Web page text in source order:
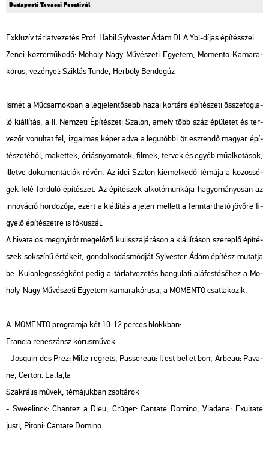
Bu­da­pes­ti Ta­va­szi Fesz­ti­vál
Exk­lu­zív tár­lat­ve­ze­tés Prof. Habil Syl­ves­ter Ádám DLA Ybl-díjas épí­tésszel
Zenei köz­re­mű­kö­dő: Mo­holy-Nagy Mű­vé­sze­ti Egye­tem, Mo­men­to Ka­ma­ra­
kó­rus, ve­zé­nyel: Szik­lás Tünde, Her­boly Ben­de­gúz
Ismét a Mű­csar­nok­ban a leg­je­len­tő­sebb hazai kor­társ épí­té­sze­ti össze­fog­la­
ló ki­ál­lí­tás, a II. Nem­ze­ti Épí­té­sze­ti Sza­lon, amely több száz épü­le­tet és ter­
ve­zőt vo­nul­tat fel, iz­gal­mas képet adva a leg­utób­bi öt esz­ten­dő ma­gyar épí­
té­sze­té­ből, ma­ket­tek, óri­ás­nyo­ma­tok, fil­mek, ter­vek és egyéb mű­al­ko­tá­sok,
il­let­ve do­ku­men­tá­ci­ók révén. Az idei Sza­lon ki­emel­ke­dő té­má­ja a kö­zös­sé­
gek felé for­du­ló épí­té­szet. Az épí­té­szek al­ko­tó­mun­ká­ja ha­gyo­má­nyo­san az
in­no­vá­ció hor­do­zó­ja, ezért a ki­ál­lí­tás a jelen mel­lett a fenn­tart­ha­tó jö­vő­re fi­
gye­lő épí­té­szet­re is fó­kusz­ál.
A hi­va­ta­los meg­nyi­tót meg­elő­ző ku­lissza­já­rá­son a ki­ál­lí­tá­son sze­rep­lő épí­té­
szek sok­szí­nű ér­té­ke­it, gon­dol­ko­dás­mód­ját Syl­ves­ter Ádám épí­tész mu­tat­ja
be. Kü­lön­le­ges­ség­ként pedig a tár­lat­ve­ze­tés han­gu­la­ti alá­fes­té­sé­hez a Mo­
holy-Nagy Mű­vé­sze­ti Egye­tem ka­ma­ra­kó­ru­sa, a MO­MEN­TO csat­la­ko­zik.
A MO­MEN­TO prog­ram­ja két 10-12 per­ces blokk­ban:
Fran­cia re­ne­szánsz kó­rus­mű­vek
- Jos­quin des Prez: Mille reg­rets, Pas­se­reau: Il est bel et bon, Ar­beau: Pa­va­
ne, Cer­ton: La,la,la
Szak­rá­lis művek, té­má­juk­ban zsol­tá­rok
- Swe­e­linck: Chan­tez a Dieu, Crü­ger: Can­ta­te Do­mi­no, Vi­ad­a­na: Exul­ta­te
justi, Pi­to­ni: Can­ta­te Do­mi­no